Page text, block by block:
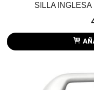
SILLA